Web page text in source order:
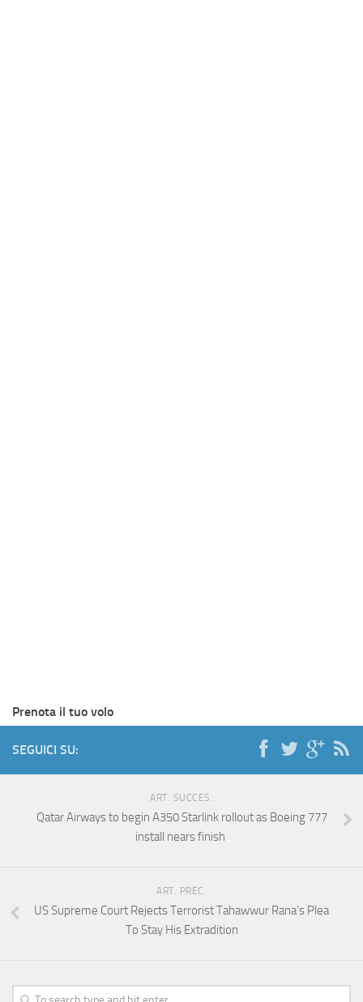
Prenota il tuo volo
SEGUICI SU:
ART. SUCCES.
Qatar Airways to begin A350 Starlink rollout as Boeing 777
install nears finish
ART. PREC.
US Supreme Court Rejects Terrorist Tahawwur Rana’s Plea
To Stay His Extradition